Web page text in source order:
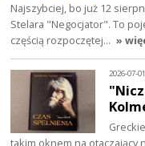
Najszybciej, bo już 12
Stelara "Negocjator". To
częścią rozpoczętej… »
2026-07-
takim oknem na otaczający